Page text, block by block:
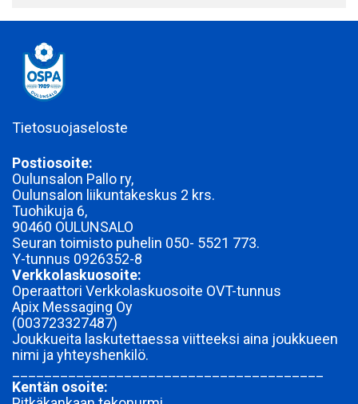
Tietosuojaseloste
Postiosoite:
Oulunsalon Pallo ry,
Oulunsalon liikuntakeskus 2 krs.
Tuohikuja 6,
90460 OULUNSALO
Seuran toimisto puhelin 050- 5521 773.
Y-tunnus 0926352-8
Verkkolaskuosoite:
Operaattori Verkkolaskuosoite OVT-tunnus
Apix Messaging Oy
(003723327487)
Joukkueita laskutettaessa viitteeksi aina joukkueen
nimi ja yhteyshenkilö.
Kentän osoite: